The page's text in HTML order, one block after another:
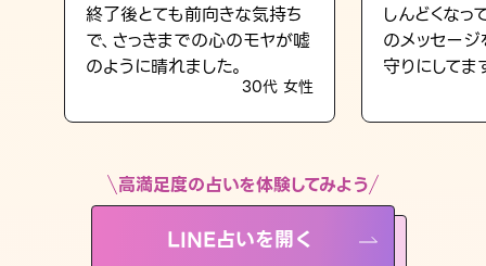
LINE占いを開く
※LINEアプリ内のサービスページへ遷移します
終了後とても前向きな気持ち
で、さっきまでの心のモヤが嘘
のように晴れました。
30代 女性
しんどくなっ
のメッセー
守りにしてま
高満足度の占いを体験してみよう
LINE占いを開く